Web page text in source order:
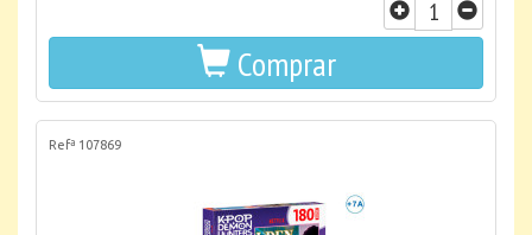
Comprar
Refª 107869